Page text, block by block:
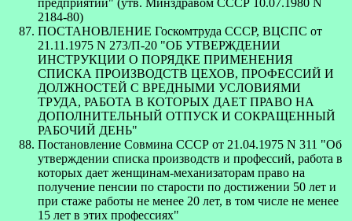
2184-80)
ПОСТАНОВЛЕНИЕ Госкомтруда СССР, ВЦСПС от
21.11.1975 N 273/П-20 "ОБ УТВЕРЖДЕНИИ
ИНСТРУКЦИИ О ПОРЯДКЕ ПРИМЕНЕНИЯ
СПИСКА ПРОИЗВОДСТВ ЦЕХОВ, ПРОФЕССИЙ И
ДОЛЖНОСТЕЙ С ВРЕДНЫМИ УСЛОВИЯМИ
ТРУДА, РАБОТА В КОТОРЫХ ДАЕТ ПРАВО НА
ДОПОЛНИТЕЛЬНЫЙ ОТПУСК И СОКРАЩЕННЫЙ
РАБОЧИЙ ДЕНЬ"
Постановление Совмина СССР от 21.04.1975 N 311 "Об
утверждении списка производств и профессий, работа в
которых дает женщинам-механизаторам право на
получение пенсии по старости по достижении 50 лет и
при стаже работы не менее 20 лет, в том числе не менее
15 лет в этих профессиях"